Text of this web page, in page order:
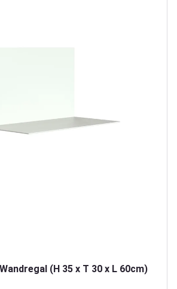
(H 35 x T 30 x L 60cm)